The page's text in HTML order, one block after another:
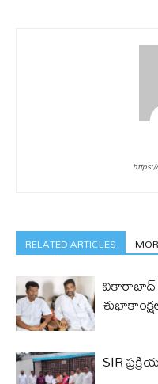
RELATED ARTICLES
వికారాబాద్
SIR